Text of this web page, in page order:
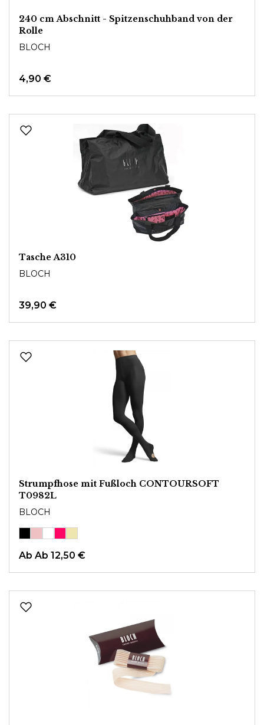
240 cm Abschnitt - Spitzenschuhband von der
Rolle
BLOCH
4,90 €
Tasche A310
BLOCH
39,90 €
Strumpfhose mit Fußloch CONTOURSOFT
T0982L
BLOCH
Ab Ab 12,50 €